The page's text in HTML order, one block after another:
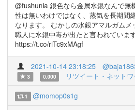
@fushunia 銀色なら金属水銀なんで無
性は無いわけではなく、蒸気を長期間
なります。 むかしの水銀アマルガム
職人に水銀中毒が出たと言われていま
https://t.co/rlTc9xMAgf
2021-10-14 23:18:25
3
0.000 リツイート・ネット
1 @momop0s1g